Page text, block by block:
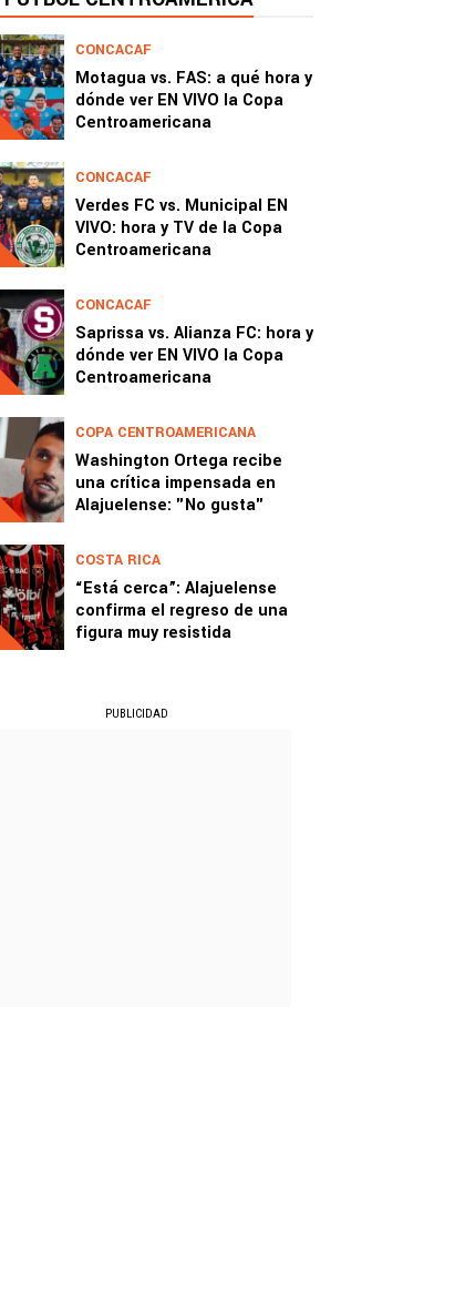
CONCACAF
Motagua vs. FAS: a qué hora y
dónde ver EN VIVO la Copa
Centroamericana
CONCACAF
Verdes FC vs. Municipal EN
VIVO: hora y TV de la Copa
Centroamericana
CONCACAF
Saprissa vs. Alianza FC: hora y
dónde ver EN VIVO la Copa
Centroamericana
COPA CENTROAMERICANA
Washington Ortega recibe
una crítica impensada en
Alajuelense: "No gusta"
COSTA RICA
“Está cerca”: Alajuelense
confirma el regreso de una
figura muy resistida
PUBLICIDAD